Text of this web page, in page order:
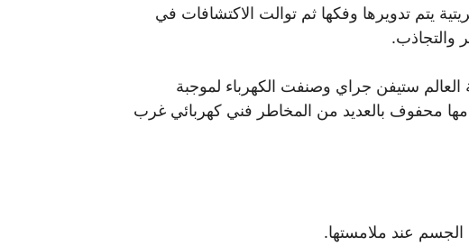
يتم تدويرها وفكها ثم توالت الاكتشافات في
والتجاذب.
ستيفن جراي وصنفت الكهرباء لموجبة
محفوف بالعديد من المخاطر فني كهربائي غرب
عند ملامستها.